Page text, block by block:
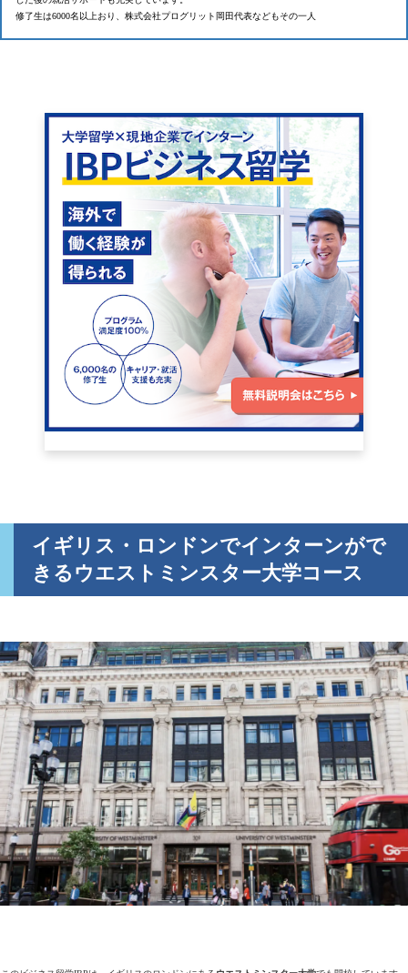
修了生は6000名以上おり、株式会社プログリット岡田代表などもその一人
イギリス・ロンドンでインターンがで
きるウエストミンスター大学コース